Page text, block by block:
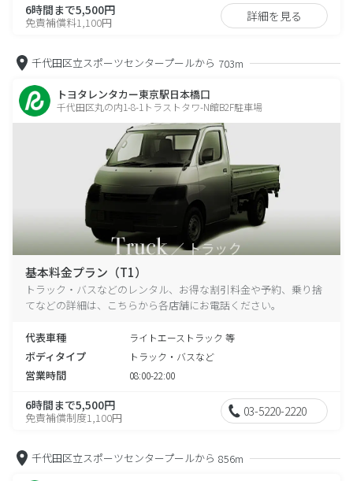
6時間まで5,500円
免責補償料1,100円 詳細を見る
千代田区立スポーツセンタープールから 703m
トヨタレンタカー東京駅日本橋口
千代田区丸の内1-8-1トラストタワ-N館B2F駐車場
基本料金プラン（T1）
トラック・バスなどのレンタル、お得な割引料金や予約、乗り捨
てなどの詳細は、こちらから各店舗にお電話ください。
代表車種 ライトエーストラック 等
ボディタイプ トラック・バスなど
営業時間 08:00-22:00
6時間まで5,500円
免責補償制度1,100円 03-5220-2220
千代田区立スポーツセンタープールから 856m